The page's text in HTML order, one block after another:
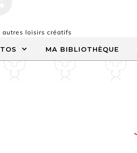
autres loisirs créatifs
MA BIBLIOTHÈQUE